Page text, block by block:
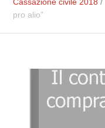
pro alio”